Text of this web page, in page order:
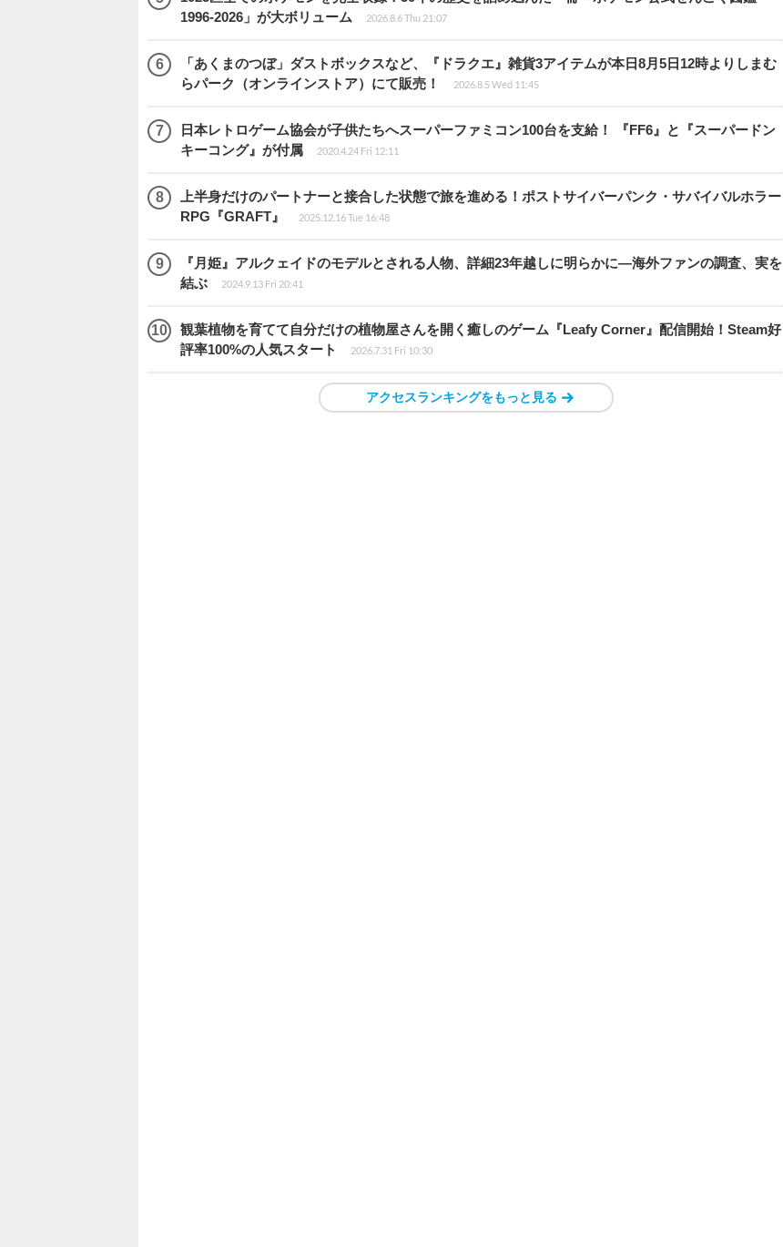
1996-2026」が大ボリューム
2026.8.6 Thu 21:07
「あくまのつぼ」ダストボックスなど、『ドラクエ』雑貨3アイテムが本日8月5日12時よりしまむ
らパーク（オンラインストア）にて販売！
2026.8.5 Wed 11:45
日本レトロゲーム協会が子供たちへスーパーファミコン100台を支給！ 『FF6』と『スーパードン
キーコング』が付属
2020.4.24 Fri 12:11
上半身だけのパートナーと接合した状態で旅を進める！ポストサイバーパンク・サバイバルホラー
RPG『GRAFT』
2025.12.16 Tue 16:48
『月姫』アルクェイドのモデルとされる人物、詳細23年越しに明らかに―海外ファンの調査、実を
結ぶ
2024.9.13 Fri 20:41
観葉植物を育てて自分だけの植物屋さんを開く癒しのゲーム『Leafy Corner』配信開始！Steam好
評率100%の人気スタート
2026.7.31 Fri 10:30
アクセスランキングをもっと見る